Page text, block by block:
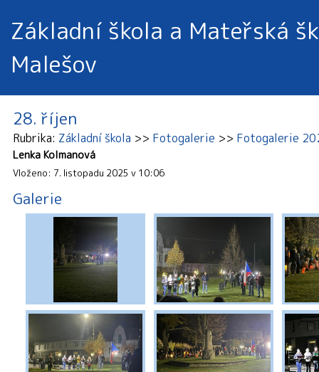
Základní škola a Mateřská
Malešov
28. říjen
Rubrika Základní škola Fotogalerie Fotogalerie
Lenka Kolmanová
Vloženo: 7. listopadu 2025 v 10:06
Galerie